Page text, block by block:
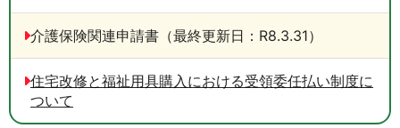
介護保険関連申請書（最終更新日：R8.3.31）
住宅改修と福祉用具購入における受領委任払い制度に
ついて